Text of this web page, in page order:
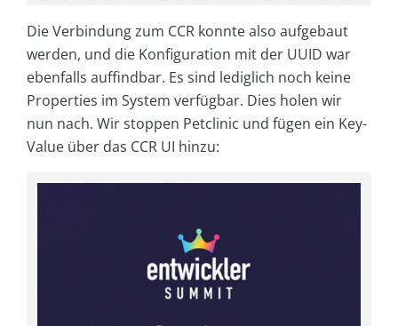
Die Verbindung zum CCR konnte also aufgebaut
werden, und die Konfiguration mit der UUID war
ebenfalls auffindbar. Es sind lediglich noch keine
Properties im System verfügbar. Dies holen wir
nun nach. Wir stoppen Petclinic und fügen ein Key-
Value über das CCR UI hinzu: